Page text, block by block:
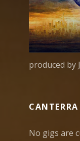
produced by
No gigs are